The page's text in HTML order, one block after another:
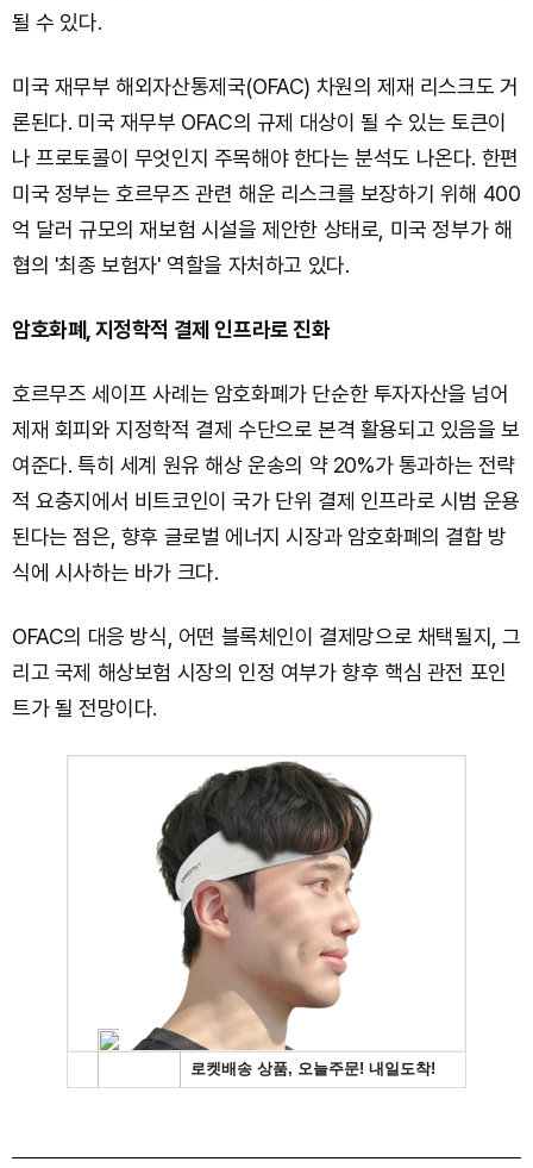
될 수 있다.
미국 재무부 해외자산통제국(OFAC) 차원의 제재 리스크도 거
론된다. 미국 재무부 OFAC의 규제 대상이 될 수 있는 토큰이
나 프로토콜이 무엇인지 주목해야 한다는 분석도 나온다. 한편
미국 정부는 호르무즈 관련 해운 리스크를 보장하기 위해 400
억 달러 규모의 재보험 시설을 제안한 상태로, 미국 정부가 해
협의 '최종 보험자' 역할을 자처하고 있다.
암호화폐, 지정학적 결제 인프라로 진화
호르무즈 세이프 사례는 암호화폐가 단순한 투자자산을 넘어
제재 회피와 지정학적 결제 수단으로 본격 활용되고 있음을 보
여준다. 특히 세계 원유 해상 운송의 약 20%가 통과하는 전략
적 요충지에서 비트코인이 국가 단위 결제 인프라로 시범 운용
된다는 점은, 향후 글로벌 에너지 시장과 암호화폐의 결합 방
식에 시사하는 바가 크다.
OFAC의 대응 방식, 어떤 블록체인이 결제망으로 채택될지, 그
리고 국제 해상보험 시장의 인정 여부가 향후 핵심 관전 포인
트가 될 전망이다.